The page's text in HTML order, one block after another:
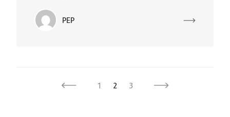
PEP
1 2 3